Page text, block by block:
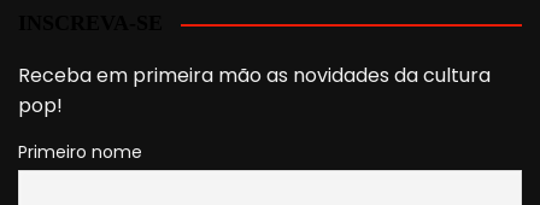
Receba em primeira mão as novidades da cultura
pop!
Primeiro nome